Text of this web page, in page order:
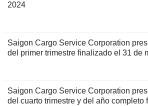
2024
Saigon Cargo Service Corporation
del primer trimestre finalizado el 31 de
Saigon Cargo Service Corporation
del cuarto trimestre y del año completo